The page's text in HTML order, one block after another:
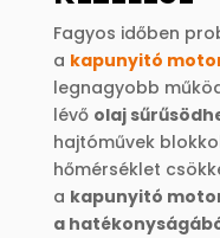
Fagyos időben
a kapunyitó
legnagyobb
lévő olaj
hajtóművek
hőmérséklet
a kapunyitó
a